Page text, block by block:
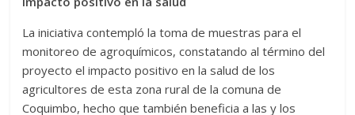
La iniciativa contempló la toma de muestras para el
monitoreo de agroquímicos, constatando al término del
proyecto el impacto positivo en la salud de los
agricultores de esta zona rural de la comuna de
Coquimbo, hecho que también beneficia a las y los